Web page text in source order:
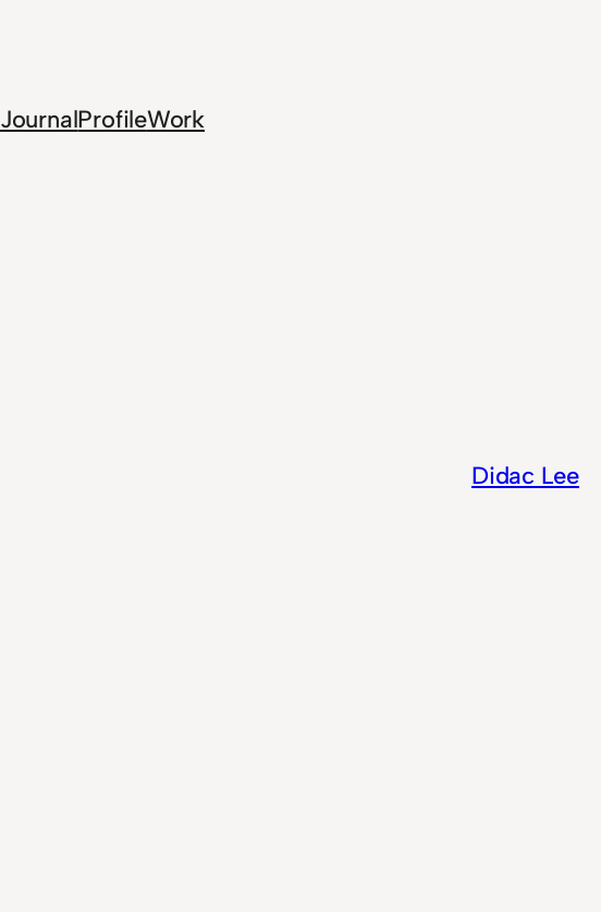
JournalProfileWork
Didac Lee